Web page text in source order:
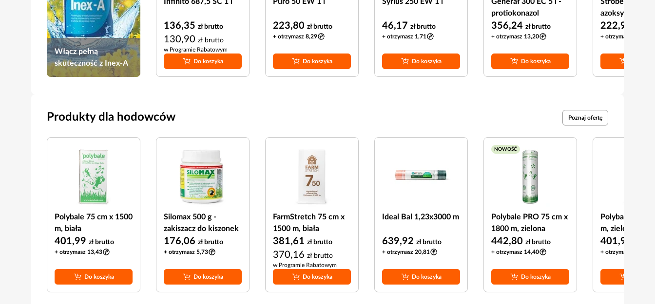
Włącz pełną
skuteczność z Inex-A
136,35 zł brutto
130,90 zł brutto
w Programie Rabatowym
Do koszyka
223,80 zł brutto
+ otrzymasz 8,29
Do koszyka
46,17 zł brutto
+ otrzymasz 1,71
Do koszyka
protiokonazol
356,24 zł brutto
+ otrzymasz 13,20
Do koszyka
azoksystrobina
222,97
+ otrzymasz 8,25
Produkty dla hodowców Poznaj ofertę
Polybale 75 cm x 1500
m, biała
401,99 zł brutto
+ otrzymasz 13,43
Do koszyka
Silomax 500 g -
zakiszacz do kiszonek
176,06 zł brutto
+ otrzymasz 5,73
Do koszyka
FarmStretch 75 cm x
1500 m, biała
381,61 zł brutto
370,16 zł brutto
w Programie Rabatowym
Do koszyka
Ideal Bal 1,23x3000 m
639,92 zł brutto
+ otrzymasz 20,81
Do koszyka
NOWOŚĆ
Polybale PRO 75 cm x
1800 m, zielona
442,80 zł brutto
+ otrzymasz 14,40
Do koszyka
Polybale 75
m, zielona
401,99
+ otrzymasz 13,07